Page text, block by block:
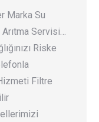
Marka Su
Servisi…
Riske
Filtre